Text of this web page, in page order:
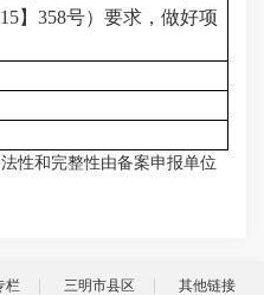
】358号）要求，做好项
性和完整性由备案申报单位
栏 三明市县区 其他链接